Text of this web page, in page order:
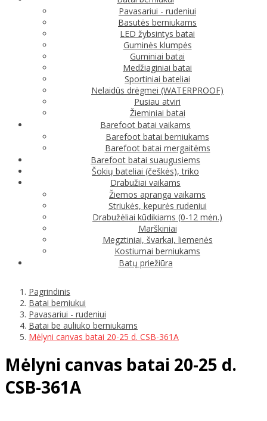
Pavasariui - rudeniui
Basutės berniukams
LED žybsintys batai
Guminės klumpės
Guminiai batai
Medžiaginiai batai
Sportiniai bateliai
Nelaidūs drėgmei (WATERPROOF)
Pusiau atviri
Žieminiai batai
Barefoot batai vaikams
Barefoot batai berniukams
Barefoot batai mergaitėms
Barefoot batai suaugusiems
Šokių bateliai (češkės), triko
Drabužiai vaikams
Žiemos apranga vaikams
Striukės, kepurės rudeniui
Drabužėliai kūdikiams (0-12 mėn.)
Marškiniai
Megztiniai, švarkai, liemenės
Kostiumai berniukams
Batų priežiūra
Pagrindinis
Batai berniukui
Pavasariui - rudeniui
Batai be auliuko berniukams
Mėlyni canvas batai 20-25 d. CSB-361A
Mėlyni canvas batai 20-25 d.
CSB-361A